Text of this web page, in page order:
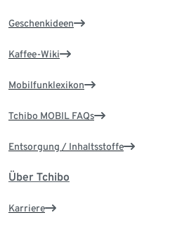
Geschenkideen
Kaffee-Wiki
Mobilfunklexikon
Tchibo MOBIL FAQs
Entsorgung / Inhaltsstoffe
Über Tchibo
Karriere